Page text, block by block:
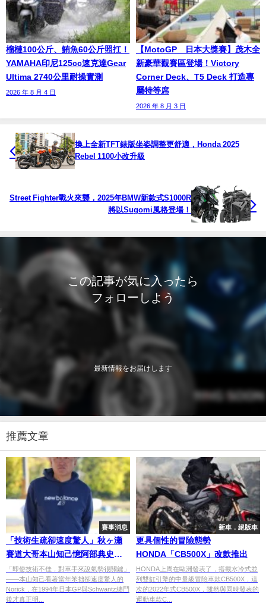
榴槤100公斤、鮪魚60公斤照扛！
YAMAHA印尼125cc速克達Gear
Ultima 2740公里耐操實測
2026 年 8 月 4 日
【MotoGP™日本大獎賽】茂木全
新豪華觀賽區登場！Victory
Corner Deck、T5 Deck 打造專
屬特等席
2026 年 8 月 3 日
換上全新TFT錶版坐姿調整更舒適，Honda 2025
Rebel 1100小改升級
Street Fighter戰火來襲，2025年BMW新款式S1000R
將以Sugomi風格登場！
この記事が気に入ったら
フォローしよう
最新情報をお届けします
推薦文章
賽事消息
「技術生疏卻速度驚人」秋ヶ瀬
賽道大哥本山知己憶阿部典史
Norick｜Team Norick成立發表
會×野左根×岡本裕生的起點｜連
載#28
「即使技術不佳，對車手來說氣勢很關鍵」
——本山知己看著當年笨拙卻速度驚人的
Norick，在1994年日本GP與Schwantz纏鬥
後才真正明...
新車．絕版車
更具個性的冒險態勢
HONDA「CB500X」改款推出
HONDA上周在歐洲發表了，搭載水冷式並
列雙缸引擎的中量級冒險車款CB500X，這
次的2022年式CB500X，雖然與同時發表的
運動車款C...